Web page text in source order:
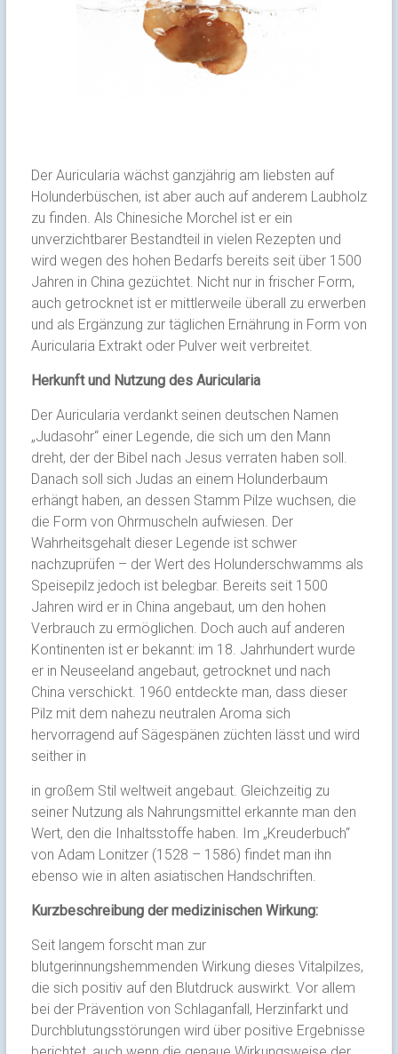
Der Auricularia wächst ganzjährig am liebsten auf
Holunderbüschen, ist aber auch auf anderem Laubholz
zu finden. Als Chinesiche Morchel ist er ein
unverzichtbarer Bestandteil in vielen Rezepten und
wird wegen des hohen Bedarfs bereits seit über 1500
Jahren in China gezüchtet. Nicht nur in frischer Form,
auch getrocknet ist er mittlerweile überall zu erwerben
und als Ergänzung zur täglichen Ernährung in Form von
Auricularia Extrakt oder Pulver weit verbreitet.
Herkunft und Nutzung des Auricularia
Der Auricularia verdankt seinen deutschen Namen
„Judasohr“ einer Legende, die sich um den Mann
dreht, der der Bibel nach Jesus verraten haben soll.
Danach soll sich Judas an einem Holunderbaum
erhängt haben, an dessen Stamm Pilze wuchsen, die
die Form von Ohrmuscheln aufwiesen. Der
Wahrheitsgehalt dieser Legende ist schwer
nachzuprüfen – der Wert des Holunderschwamms als
Speisepilz jedoch ist belegbar. Bereits seit 1500
Jahren wird er in China angebaut, um den hohen
Verbrauch zu ermöglichen. Doch auch auf anderen
Kontinenten ist er bekannt: im 18. Jahrhundert wurde
er in Neuseeland angebaut, getrocknet und nach
China verschickt. 1960 entdeckte man, dass dieser
Pilz mit dem nahezu neutralen Aroma sich
hervorragend auf Sägespänen züchten lässt und wird
seither in
in großem Stil weltweit angebaut. Gleichzeitig zu
seiner Nutzung als Nahrungsmittel erkannte man den
Wert, den die Inhaltsstoffe haben. Im „Kreuderbuch“
von Adam Lonitzer (1528 – 1586) findet man ihn
ebenso wie in alten asiatischen Handschriften.
Kurzbeschreibung der medizinischen Wirkung:
Seit langem forscht man zur
blutgerinnungshemmenden Wirkung dieses Vitalpilzes,
die sich positiv auf den Blutdruck auswirkt. Vor allem
bei der Prävention von Schlaganfall, Herzinfarkt und
Durchblutungsstörungen wird über positive Ergebnisse